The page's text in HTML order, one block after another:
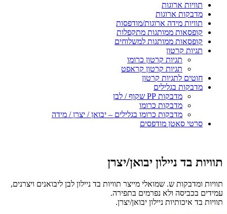
תוויות ארוגות
מדבקות ארוגות
תוויות מידה ארוגות/מודפסות
קופסאות ממותגות מתקפלות
קופסאות ממותגות למשלוחים
תגיות קרטון
תגיות קרטון כרומו
תגיות קרטון קראפט
חוטים לתגיות קרטון
מדבקות בגלילים
מדבקות PP שקוף / לבן
מדבקות כרומו
מדבקות כרומו בגלילים – יבואן / יצרן / מידה
סרטי סאטן מודפסים
תוויות בד ניילון יבואן/יצרן
תוויות ומדבקות ש. שמואלי מייצר תוויות בד ניילון לבן ליבואנים ויצרנים,
עמידים בכביסה ולא נפרמים בתפירה.
תוויות בד איכותיות ניילון יבואן/יצרן.